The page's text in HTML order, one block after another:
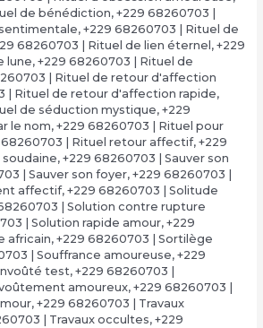
de bénédiction, +229 68260703 |
, +229 68260703 | Rituel de
68260703 | Rituel de lien éternel , +229
lune, +229 68260703 | Rituel de
| Rituel de retour d'affection
| Rituel de retour d'affection rapide,
de séduction mystique, +229
le nom, +229 68260703 | Rituel pour
68260703 | Rituel retour affectif, +229
, +229 68260703 | Sauver son
| Sauver son foyer, +229 68260703 |
affectif, +229 68260703 | Solitude
| Solution contre rupture
| Solution rapide amour, +229
africain, +229 68260703 | Sortilège
| Souffrance amoureuse, +229
test, +229 68260703 |
amoureux, +229 68260703 |
, +229 68260703 | Travaux
| Travaux occultes, +229